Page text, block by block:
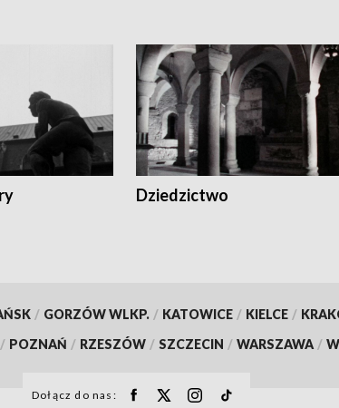
Dziedzictwo
/ GORZÓW WLKP. / KATOWICE / KIELCE /
/ POZNAŃ / RZESZÓW / SZCZECIN / WARSZAWA /
Dołącz do nas: